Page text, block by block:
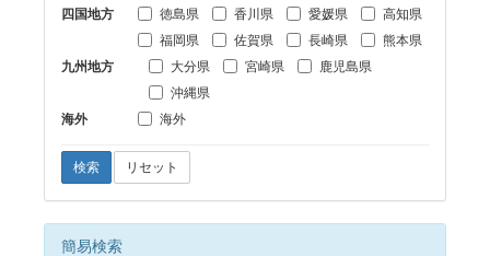
四国地方
徳島県 香川県 愛媛県 高知県
九州地方
福岡県 佐賀県 長崎県
熊本県
大分県
宮崎県
鹿児島県
沖縄県
海外
海外
検索 リセット
簡易検索